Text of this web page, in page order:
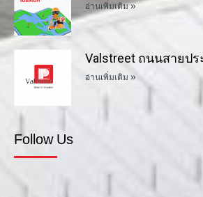
อ่านเพิ่มเติม »
Valstreet ถนนสายปร
อ่านเพิ่มเติม »
Follow Us